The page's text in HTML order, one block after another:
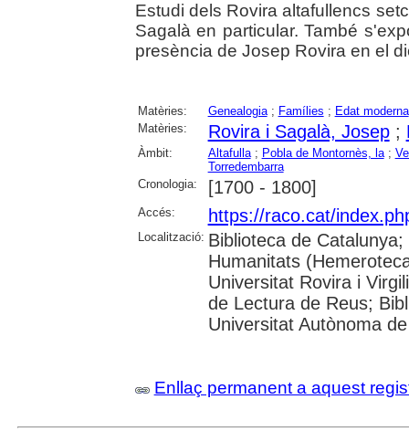
Estudi dels Rovira altafullencs
Sagalà en particular. També
presència de Josep Rovira en el
Matèries: Genealogia; Famílies ; Edat moderna
Matèries:
Rovira i Sagalà, Josep;
Àmbit: Altafulla; Pobla de Montornès, la;
Torredembarra
Cronologia:
[1700 - 1800]
Accés: https://raco.cat/
Localització: Biblioteca de
Humanitats
Universitat Rovira i
de Lectura de Reus;
Universitat Autònoma
Enllaç permanent a aquest